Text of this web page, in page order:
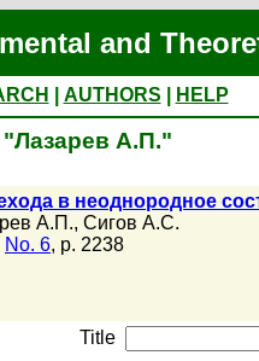
and
AUTHORS
HELP
А.П."
в неоднородное
А.П., Сигов А.С.
No. 6, p. 2238
Title